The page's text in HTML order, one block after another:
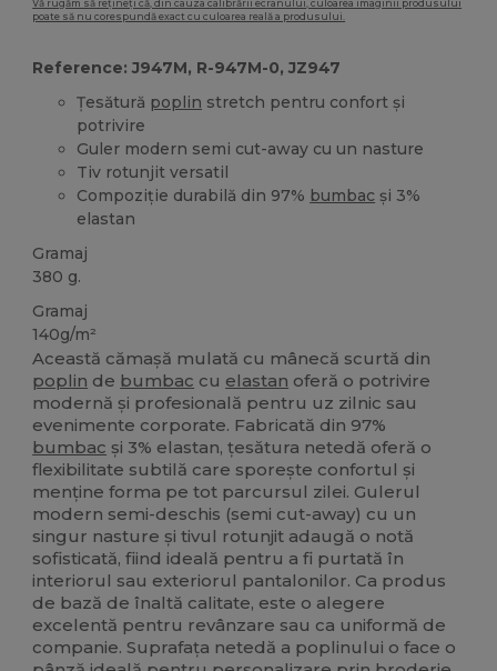
Vă rugăm să rețineți că, din cauza calibrării ecranului, culoarea imaginii produsului
poate să nu corespundă exact cu culoarea reală a produsului.
Reference: J947M, R-947M-0, JZ947
Țesătură poplin stretch pentru confort și
potrivire
Guler modern semi cut-away cu un nasture
Tiv rotunjit versatil
Compoziție durabilă din 97% bumbac și 3%
elastan
Gramaj
380 g.
Gramaj
140g/m²
Această cămașă mulată cu mânecă scurtă din
poplin de bumbac cu elastan oferă o potrivire
modernă și profesională pentru uz zilnic sau
evenimente corporate. Fabricată din 97%
bumbac și 3% elastan, țesătura netedă oferă o
flexibilitate subtilă care sporește confortul și
menține forma pe tot parcursul zilei. Gulerul
modern semi-deschis (semi cut-away) cu un
singur nasture și tivul rotunjit adaugă o notă
sofisticată, fiind ideală pentru a fi purtată în
interiorul sau exteriorul pantalonilor. Ca produs
de bază de înaltă calitate, este o alegere
excelentă pentru revânzare sau ca uniformă de
companie. Suprafața netedă a poplinului o face o